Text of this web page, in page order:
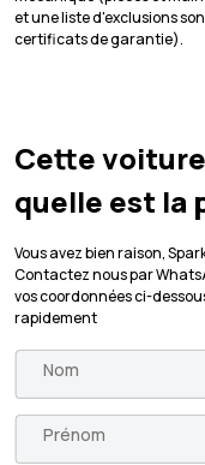
et une liste d'exclusions
certificats de garantie).
Cette
quelle est la
Vous avez bien raison,
Contactez nous par
vos coordonnées ci-
rapidement